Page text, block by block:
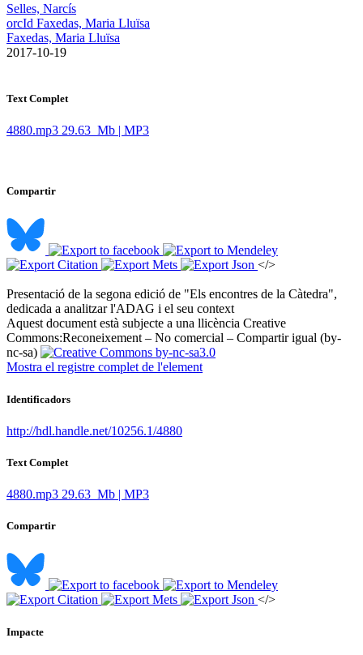
Selles, Narcís
orcId Faxedas, Maria Lluïsa
Faxedas, Maria Lluïsa
​ 2017-10-19
Text Complet
4880.mp3 29.63 Mb | MP3
Compartir
</>
Presentació de la segona edició de "Els encontres de la Càtedra",
dedicada a analitzar l'ADAG i el seu context ​
Aquest document està subjecte a una llicència Creative
Commons:Reconeixement – No comercial – Compartir igual (by-
nc-sa)
Mostra el registre complet de l'element
Identificadors
http://hdl.handle.net/10256.1/4880
Text Complet
4880.mp3 29.63 Mb | MP3
Compartir
</>
Impacte